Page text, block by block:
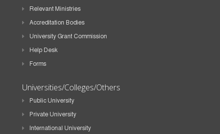
Relevant Ministries
Accreditation Bodies
University Grant Commission
Help Desk
Forms
Universities/Colleges/Others
Public University
Private University
International University